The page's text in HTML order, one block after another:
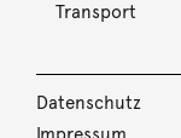
Transport
Datenschutz